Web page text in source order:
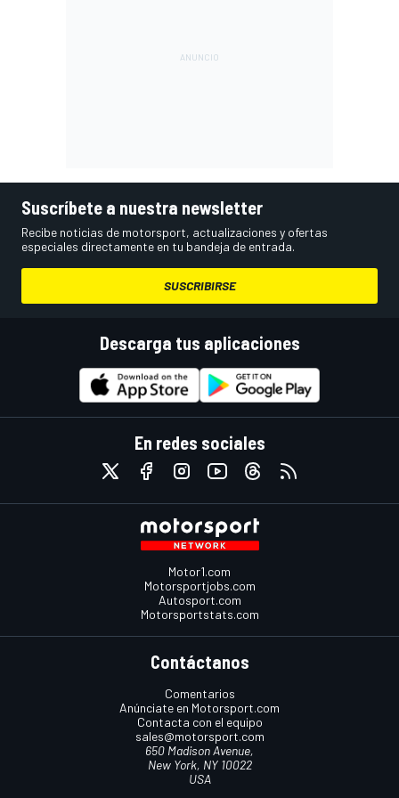
Suscríbete a nuestra newsletter
Recibe noticias de motorsport, actualizaciones y ofertas
especiales directamente en tu bandeja de entrada.
SUSCRIBIRSE
Descarga tus aplicaciones
En redes sociales
Motor1.com
Motorsportjobs.com
Autosport.com
Motorsportstats.com
Contáctanos
Comentarios
Anúnciate en Motorsport.com
Contacta con el equipo
sales@motorsport.com
650 Madison Avenue,
New York, NY 10022
USA